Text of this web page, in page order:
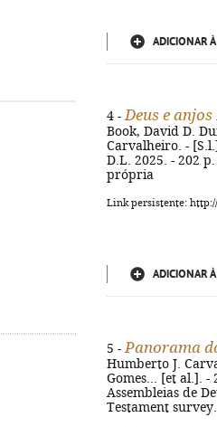
ADICIONAR
4 - Deus e anjos
Book, David D.
Carvalheiro. -
D.L. 2025. - 202
própria
Link persistente:
ADICIONAR
5 - Panorama
Humberto J.
Gomes... [et al.]. -
Assembleias de
Testament